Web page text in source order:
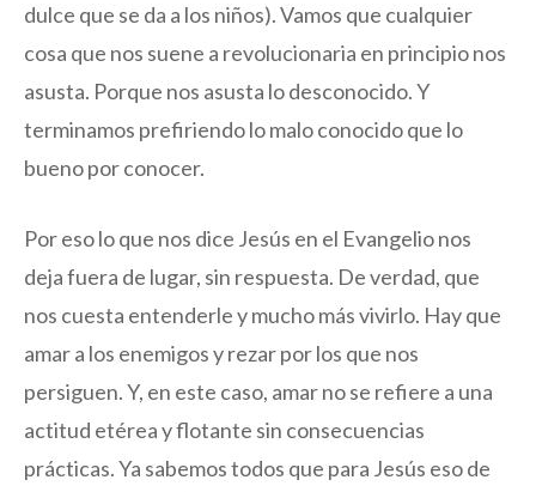
dulce que se da a los niños). Vamos que cualquier
cosa que nos suene a revolucionaria en principio nos
asusta. Porque nos asusta lo desconocido. Y
terminamos prefiriendo lo malo conocido que lo
bueno por conocer.
Por eso lo que nos dice Jesús en el Evangelio nos
deja fuera de lugar, sin respuesta. De verdad, que
nos cuesta entenderle y mucho más vivirlo. Hay que
amar a los enemigos y rezar por los que nos
persiguen. Y, en este caso, amar no se refiere a una
actitud etérea y flotante sin consecuencias
prácticas. Ya sabemos todos que para Jesús eso de